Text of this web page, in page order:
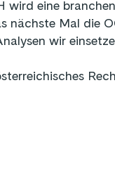
eine
nächste Mal die
wir